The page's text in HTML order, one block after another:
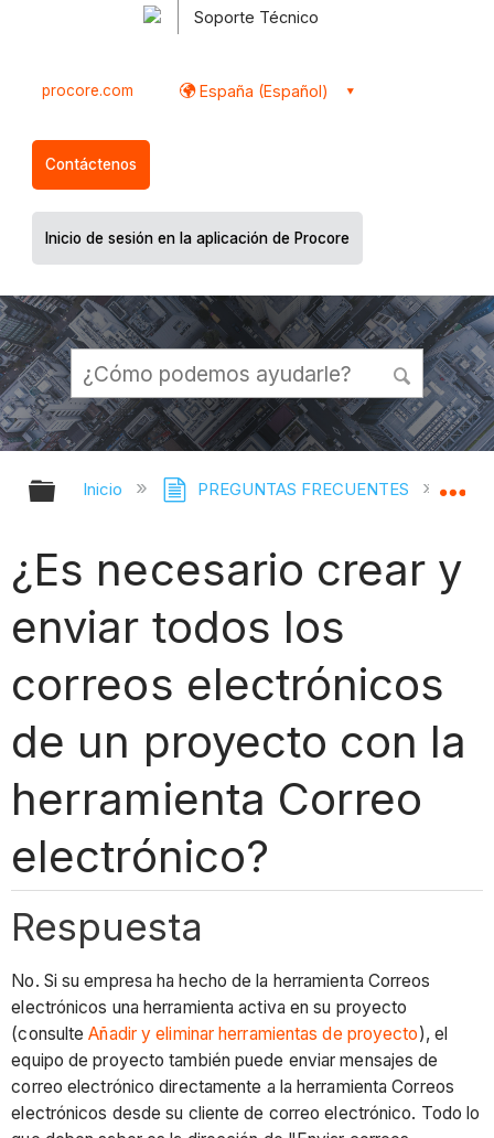
Soporte Técnico
procore.com España (Español)
Contáctenos
Inicio de sesión en la aplicación de Procore
Expandir/contraer jerarquía global
Inicio PREGUNTAS FRECUENTES
¿Es necesario crear y
enviar todos los
correos electrónicos
de un proyecto con la
herramienta Correo
electrónico?
Respuesta
No. Si su empresa ha hecho de la herramienta Correos
electrónicos una herramienta activa en su proyecto
(consulteAñadir y eliminar herramientas de proyecto), el
equipo de proyecto también puede enviar mensajes de
correo electrónico directamente a la herramienta Correos
electrónicos desde su cliente de correo electrónico. Todo lo